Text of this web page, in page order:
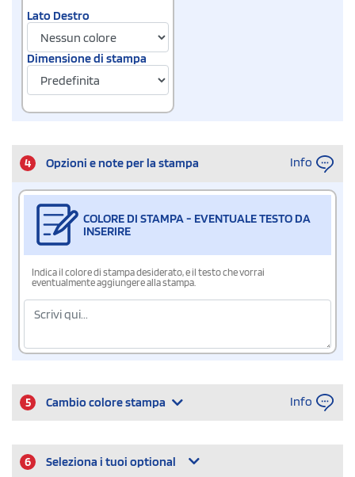
Lato Destro
Dimensione di stampa
4 Opzioni e note per la stampa Info
COLORE DI STAMPA - EVENTUALE TESTO DA
INSERIRE
Indica il colore di stampa desiderato, e il testo che vorrai
eventualmente aggiungere alla stampa.
5 Cambio colore stampa Info
6 Seleziona i tuoi optional